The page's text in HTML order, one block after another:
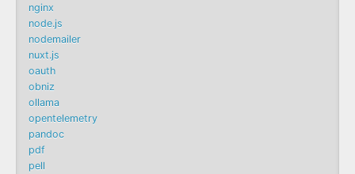
nginx
node.js
nodemailer
nuxt.js
oauth
obniz
ollama
opentelemetry
pandoc
pdf
pell